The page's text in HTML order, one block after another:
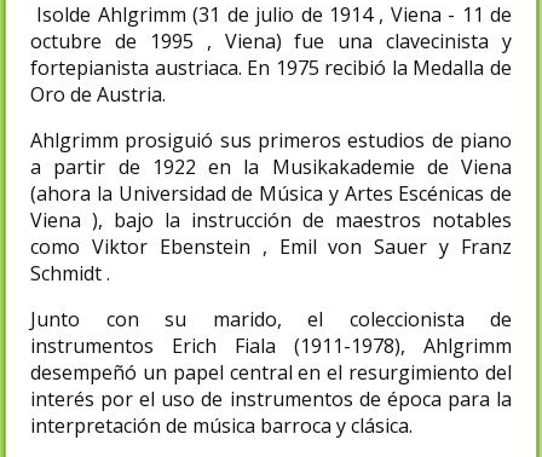
Isolde Ahlgrimm (31 de julio de 1914 , Viena - 11 de
octubre de 1995 , Viena) fue una clavecinista y
fortepianista austriaca. En 1975 recibió la Medalla de
Oro de Austria.
Ahlgrimm prosiguió sus primeros estudios de piano
a partir de 1922 en la Musikakademie de Viena
(ahora la Universidad de Música y Artes Escénicas de
Viena ), bajo la instrucción de maestros notables
como Viktor Ebenstein , Emil von Sauer y Franz
Schmidt .
Junto con su marido, el coleccionista de
instrumentos Erich Fiala (1911-1978), Ahlgrimm
desempeñó un papel central en el resurgimiento del
interés por el uso de instrumentos de época para la
interpretación de música barroca y clásica.